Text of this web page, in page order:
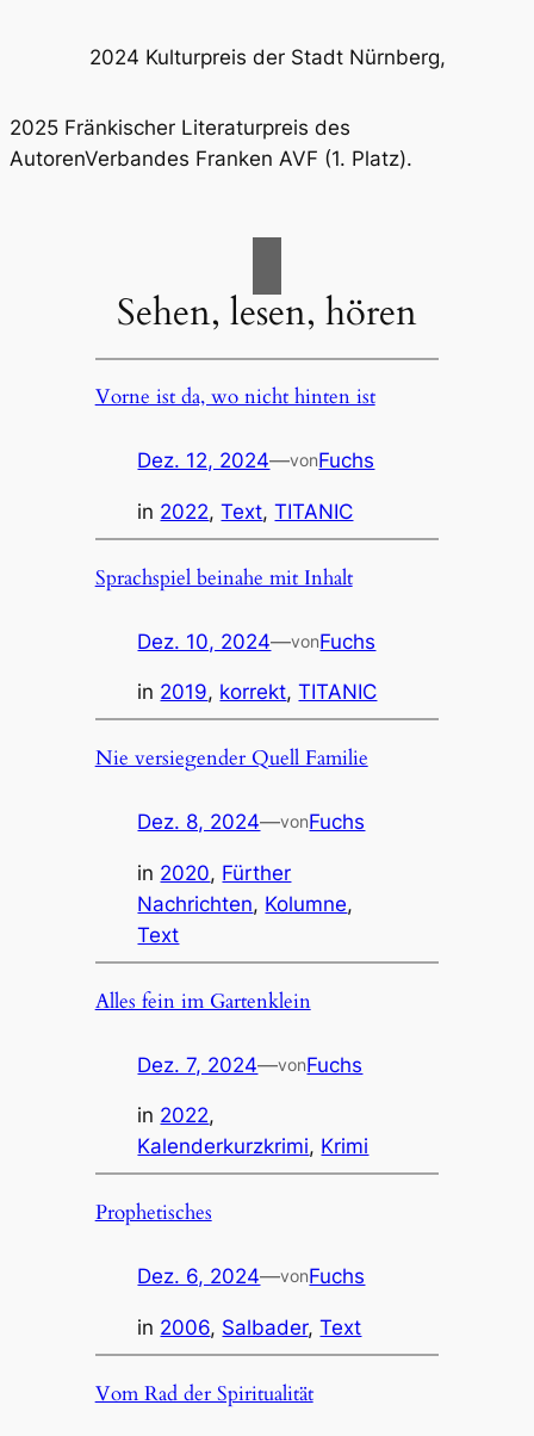
2024 Kulturpreis der Stadt Nürnberg,
2025 Fränkischer Literaturpreis des
AutorenVerbandes Franken AVF (1. Platz).
Sehen, lesen, hören
Vorne ist da, wo nicht hinten ist
Dez. 12, 2024—vonFuchs
in 2022, Text, TITANIC
Sprachspiel beinahe mit Inhalt
Dez. 10, 2024—vonFuchs
in 2019, korrekt, TITANIC
Nie versiegender Quell Familie
Dez. 8, 2024—vonFuchs
in 2020, Fürther
Nachrichten, Kolumne
Text
Alles fein im Gartenklein
Dez. 7, 2024—vonFuchs
in 2022
Kalenderkurzkrimi, Krimi
Prophetisches
Dez. 6, 2024—vonFuchs
in 2006, Salbader, Text
Vom Rad der Spiritualität